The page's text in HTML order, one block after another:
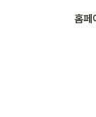
홈페